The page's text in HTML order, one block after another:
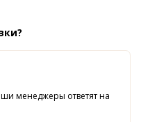
менеджеры ответят на